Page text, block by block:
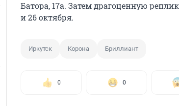
Батора, 17а. Затем драгоценную
и 26 октября.
Иркутск Корона Бриллиант
0 0